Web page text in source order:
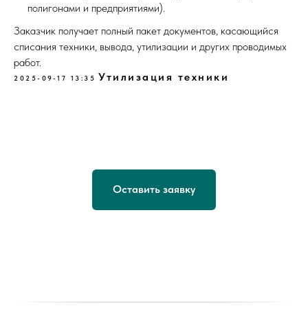
полигонами и предприятиями).
Заказчик получает полный пакет документов, касающийся
списания техники, вывода, утилизации и других проводимых
работ.
2025-09-17 13:35 Утилизация техники
Оставить заявку